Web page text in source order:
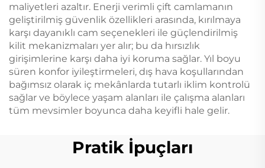
maliyetleri azaltır. Enerji verimli çift camlamanın
geliştirilmiş güvenlik özellikleri arasında, kırılmaya
karşı dayanıklı cam seçenekleri ile güçlendirilmiş
kilit mekanizmaları yer alır; bu da hırsızlık
girişimlerine karşı daha iyi koruma sağlar. Yıl boyu
süren konfor iyileştirmeleri, dış hava koşullarından
bağımsız olarak iç mekânlarda tutarlı iklim kontrolü
sağlar ve böylece yaşam alanları ile çalışma alanları
tüm mevsimler boyunca daha keyifli hale gelir.
Pratik İpuçları